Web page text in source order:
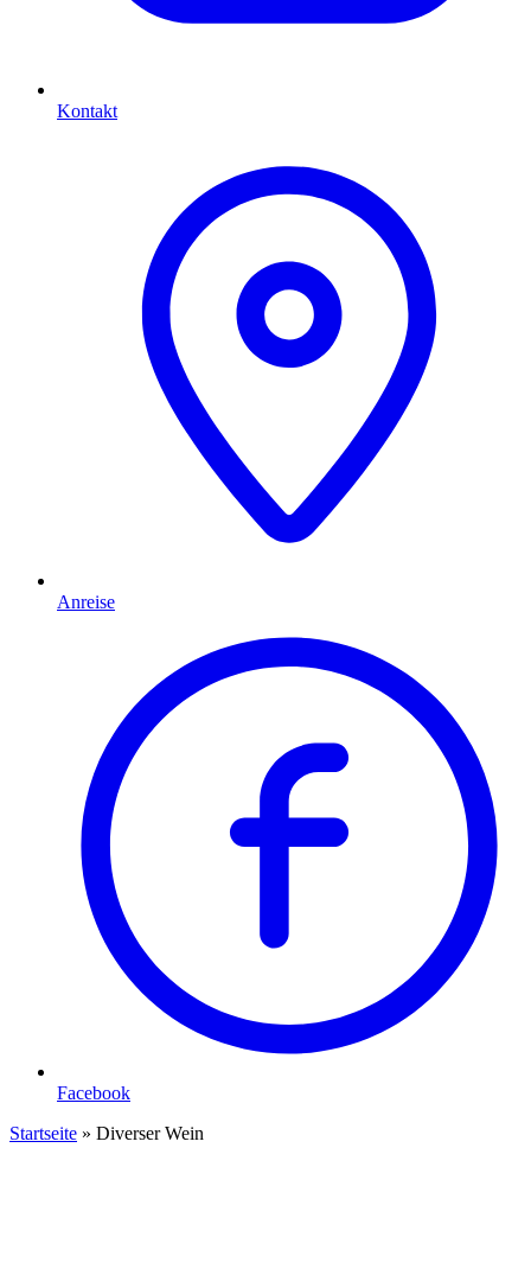
Kontakt
Anreise
Facebook
Startseite » Diverser Wein